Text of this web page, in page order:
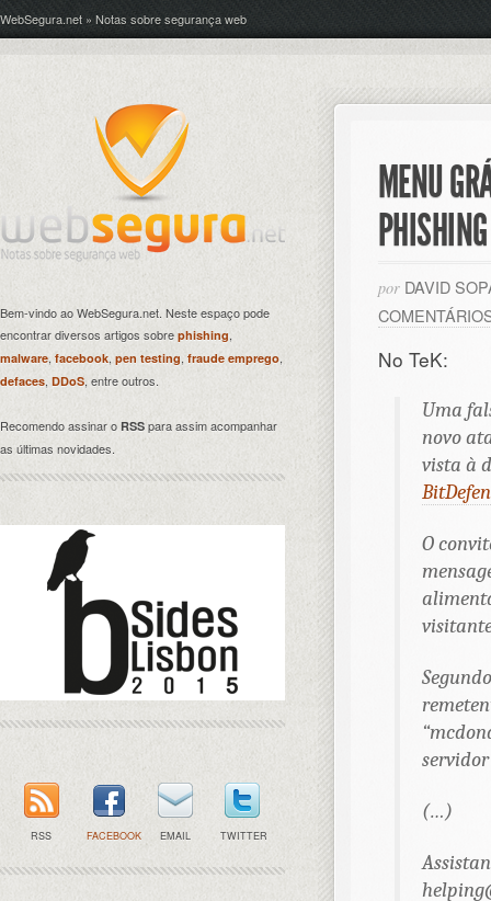
WebSegura.net » Notas sobre segurança web
MENU
PHISHING
por DAVID
No TeK:
Uma
novo
vista à
O
(…)
Bem-vindo ao WebSegura.net. Neste espaço pode
encontrar diversos artigos sobre phishing,
malware, facebook, pen testing fraude emprego,
defaces, DDoS, entre outros.
Recomendo assinar o RSS para assim acompanhar
as últimas novidades.
RSS FACEBOOK EMAIL TWITTER